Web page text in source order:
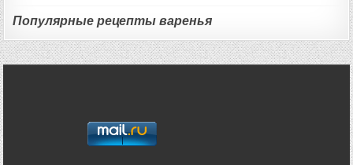
Популярные рецепты варенья